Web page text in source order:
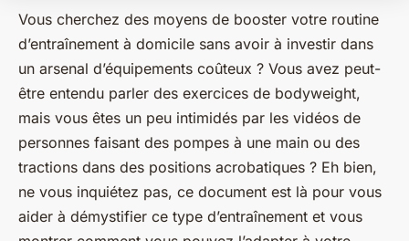
Vous cherchez des moyens de booster votre routine
d’entraînement à domicile sans avoir à investir dans
un arsenal d’équipements coûteux ? Vous avez peut-
être entendu parler des exercices de bodyweight,
mais vous êtes un peu intimidés par les vidéos de
personnes faisant des pompes à une main ou des
tractions dans des positions acrobatiques ? Eh bien,
ne vous inquiétez pas, ce document est là pour vous
aider à démystifier ce type d’entraînement et vous